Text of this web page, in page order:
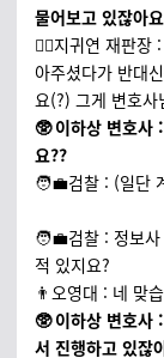
물어보고 있잖아
🧑‍⚖️지귀연 재판
아주셨다가 반대
요(?) 그게 변호사
🥸 이하상 변호사
요??
🧑‍💼검찰 : (일단
🧑‍💼검찰 : 정보
적 있지요?
👨오영대 : 네 맞
🥸 이하상 변호사
서 진행하고 있잖